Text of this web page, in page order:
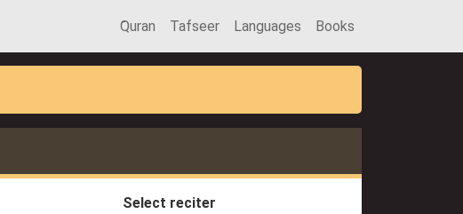
َQuran Tafseer Languages Books
Select reciter